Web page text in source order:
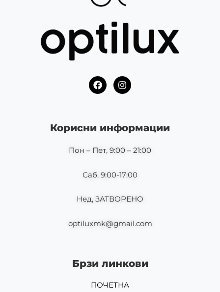
F
a
o
o
I
n
g
r
m
Корисни информации
Пон – Пет, 9:00 – 21:00
Саб, 9:00-17:00
Нед, ЗАТВОРЕНО
optiluxmk@gmail.com
Брзи линкови
ПОЧЕТНА